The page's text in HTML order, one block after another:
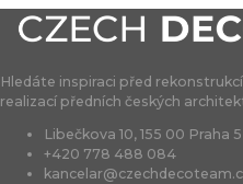
Hledáte inspiraci před
realizací předních českých
Libečkova 10, 155 00 Praha 5
+420 778 488 084